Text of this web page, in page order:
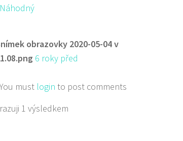
Náhodný
obrazovky 2020-05-04 v
6 roky před
You must login to post comments
1 výsledkem